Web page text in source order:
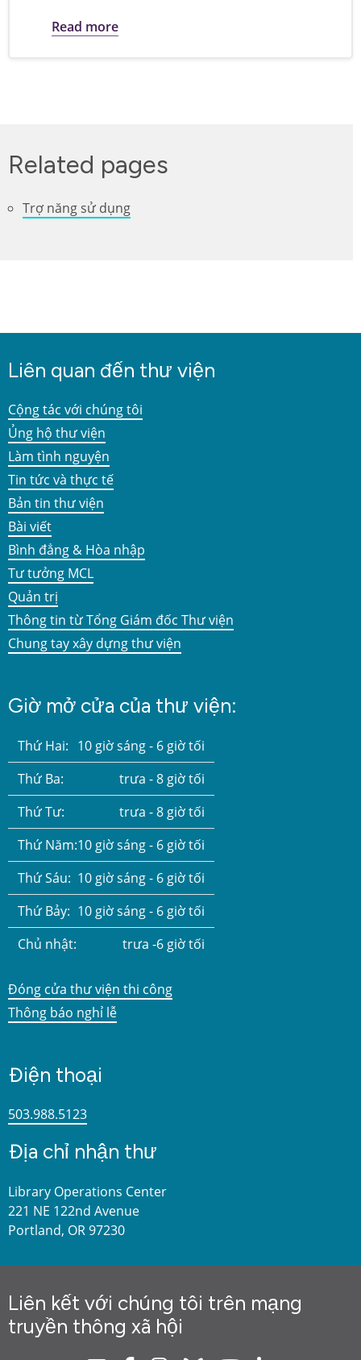
Read moreabout Resources for older adults,
Related pages
Trợ năng sử dụng
Liên quan đến thư viện
Cộng tác với chúng tôi
Ủng hộ thư viện
Làm tình nguyện
Tin tức và thực tế
Bản tin thư viện
Bài viết
Bình đẳng & Hòa nhập
Tư tưởng MCL
Quản trị
Thông tin từ Tổng Giám đốc Thư viện
Chung tay xây dựng thư viện
Giờ mở cửa của thư viện:
Thứ Hai: 10 giờ sáng - 6 giờ tối
Thứ Ba:
trưa - 8 giờ tối
Thứ Tư:
trưa - 8 giờ tối
Thứ Năm:10 giờ sáng - 6 giờ tối
Thứ Sáu: 10 giờ sáng - 6 giờ tối
Thứ Bảy: 10 giờ sáng - 6 giờ tối
Chủ nhật:
trưa -6 giờ tối
Đóng cửa thư viện thi công
Thông báo nghỉ lễ
Điện thoại
503.988.5123
Địa chỉ nhận thư
Library Operations Center
221 NE 122nd Avenue
Portland, OR 97230
Liên kết với chúng tôi trên mạng
truyền thông xã hội